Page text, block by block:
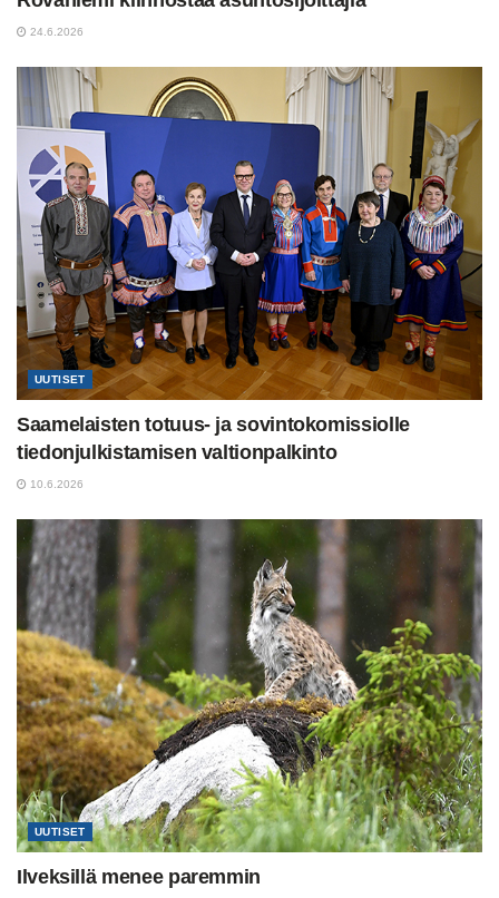
24.6.2026
UUTISET
Saamelaisten totuus- ja sovintokomissiolle
tiedonjulkistamisen valtionpalkinto
10.6.2026
UUTISET
Ilveksillä menee paremmin